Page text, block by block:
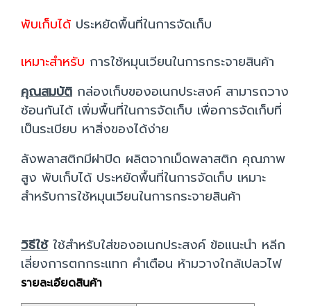
พับเก็บได้ ประหยัดพื้นที่ในการจัดเก็บ
เหมาะสำหรับ การใช้หมุนเวียนในการกระจายสินค้า
คุณสมบัติ กล่องเก็บของอเนกประสงค์ สามารถวาง
ซ้อนกันได้ เพิ่มพื้นที่ในการจัดเก็บ เพื่อการจัดเก็บที่
เป็นระเบียบ หาสิ่งของได้ง่าย
ลังพลาสติกมีฝาปิด ผลิตจากเม็ดพลาสติก คุณภาพ
สูง พับเก็บได้ ประหยัดพื้นที่ในการจัดเก็บ เหมาะ
สำหรับการใช้หมุนเวียนในการกระจายสินค้า
วิธีใช้ ใช้สำหรับใส่ของอเนกประสงค์ ข้อแนะนำ หลีก
เลี่ยงการตกกระแทก คำเตือน ห้ามวางใกล้เปลวไฟ
รายละเอียดสินค้า